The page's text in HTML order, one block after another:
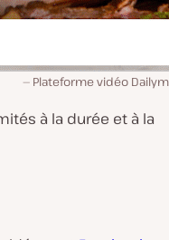
Plateforme vidéo
à la durée et à la